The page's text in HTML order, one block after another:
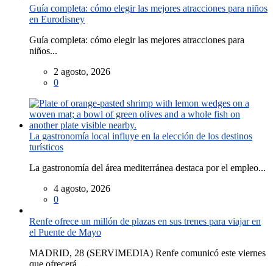
Guía completa: cómo elegir las mejores atracciones para niños
en Eurodisney
Guía completa: cómo elegir las mejores atracciones para
niños...
2 agosto, 2026
0
La gastronomía local influye en la elección de los destinos
turísticos
La gastronomía del área mediterránea destaca por el empleo...
4 agosto, 2026
0
Renfe ofrece un millón de plazas en sus trenes para viajar en
el Puente de Mayo
MADRID, 28 (SERVIMEDIA) Renfe comunicó este viernes
que ofrecerá...